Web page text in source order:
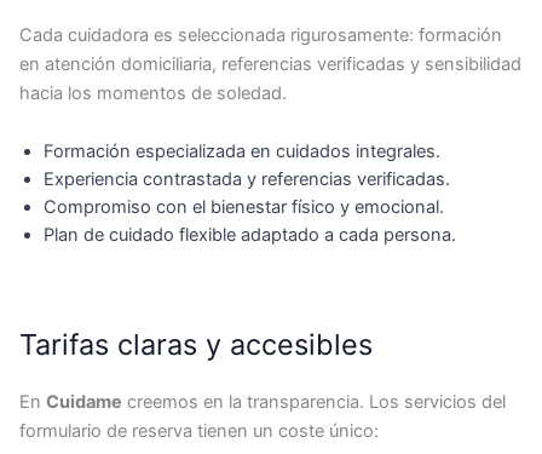
Cada cuidadora es seleccionada rigurosamente: formación
en atención domiciliaria, referencias verificadas y sensibilidad
hacia los momentos de soledad.
Formación especializada en cuidados integrales.
Experiencia contrastada y referencias verificadas.
Compromiso con el bienestar físico y emocional.
Plan de cuidado flexible adaptado a cada persona.
Tarifas claras y accesibles
En Cuidame creemos en la transparencia. Los servicios del
formulario de reserva tienen un coste único: